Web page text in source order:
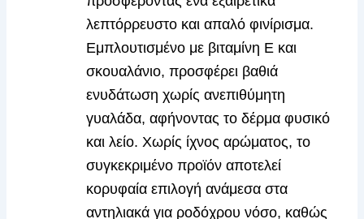
λεπτόρρευστο και απαλό φινίρισμα.
Εμπλουτισμένο με βιταμίνη Ε και
σκουαλάνιο, προσφέρει βαθιά
ενυδάτωση χωρίς ανεπιθύμητη
γυαλάδα, αφήνοντας το δέρμα φυσικό
και λείο. Χωρίς ίχνος αρώματος, το
συγκεκριμένο προϊόν αποτελεί
κορυφαία επιλογή ανάμεσα στα
αντηλιακά για ροδόχρου νόσο, καθώς